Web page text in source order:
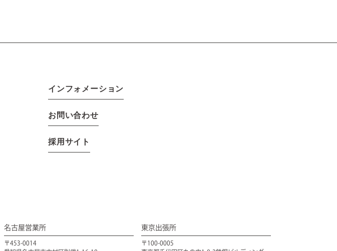
インフォメーション
お問い合わせ
採用サイト
名古屋営業所
〒453-0014
東京出張所
〒100-0005